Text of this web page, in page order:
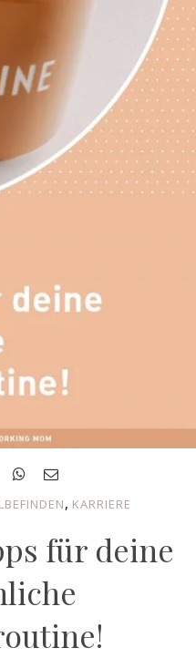
, KARRIERE
für deine